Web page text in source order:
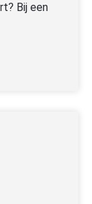
Bij een